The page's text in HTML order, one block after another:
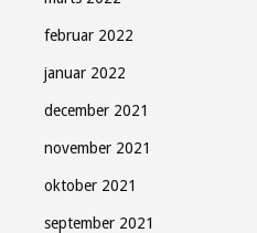
februar 2022
januar 2022
december 2021
november 2021
oktober 2021
september 2021